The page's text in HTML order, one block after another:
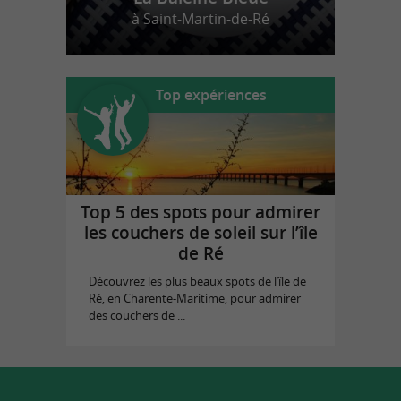
à Saint-Martin-de-Ré
Top expériences
Top 5 des spots pour admirer
les couchers de soleil sur l’île
de Ré
Découvrez les plus beaux spots de l’île de
Ré, en Charente-Maritime, pour admirer
des couchers de ...